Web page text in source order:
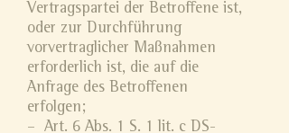
Vertragspartei der Betroffene ist,
oder zur Durchführung
vorvertraglicher Maßnahmen
erforderlich ist, die auf die
Anfrage des Betroffenen
erfolgen;
– Art. 6 Abs. 1 S. 1 lit. c DS-